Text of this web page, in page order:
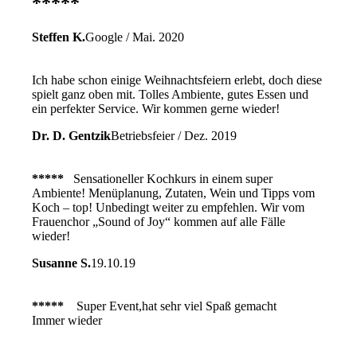
Steffen K.Google / Mai. 2020
Ich habe schon einige Weihnachtsfeiern erlebt, doch diese
spielt ganz oben mit. Tolles Ambiente, gutes Essen und
ein perfekter Service. Wir kommen gerne wieder!
Dr. D. GentzikBetriebsfeier / Dez. 2019
***** Sensationeller Kochkurs in einem super
Ambiente! Menüplanung, Zutaten, Wein und Tipps vom
Koch – top! Unbedingt weiter zu empfehlen. Wir vom
Frauenchor „Sound of Joy“ kommen auf alle Fälle
wieder!
Susanne S.19.10.19
***** Super Event,hat sehr viel Spaß gemacht
Immer wieder